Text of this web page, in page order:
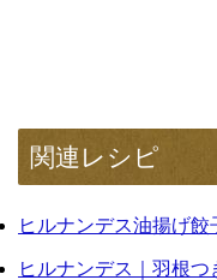
関連レシピ
ヒルナンデス油揚げ
ヒルナンデス｜羽根